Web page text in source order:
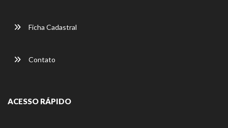
Ficha Cadastral
Contato
ACESSO RÁPIDO